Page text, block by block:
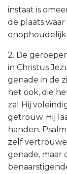
instaat is
de plaats
2. De
in Christus
genade in de
het ook, die
zal Hij
getrouw. Hij
handen.
zelf
genade, maar